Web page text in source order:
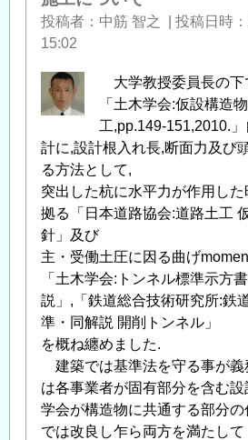
投稿者 中筋 智之 投稿日時
15:02
大学教授委員長の下
「土木学会:仮設構造
工,pp.149-151,2010.
計に,設計根入れ長,断面力及び
る方法として,
突出した杭に水平力が作用し
拠る「日本道路協会:道路土工
針」及び
主・受働土圧に因る曲げ
「土木学会:トンネル標準示方
説」,「鉄道総合技術研究所:鉄
準・同解説 開削トンネル」
を概ね纏めました.
建築では基準法を守る事が義
は各事業者が固有部分を含む
学会が構造物に共通する部分
では改良し乍ら両方を満たして